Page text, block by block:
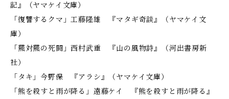
記』（ヤマケイ文庫）
「復讐するクマ」工藤隆雄 『マタギ奇談』（ヤマケイ文
庫）
「羆対羆の死闘」西村武重 『山の風物詩』（河出書房新
社）
「タキ」今野保 『アラシ』（ヤマケイ文庫）
「熊を殺すと雨が降る」遠藤ケイ 『熊を殺すと雨が降る』